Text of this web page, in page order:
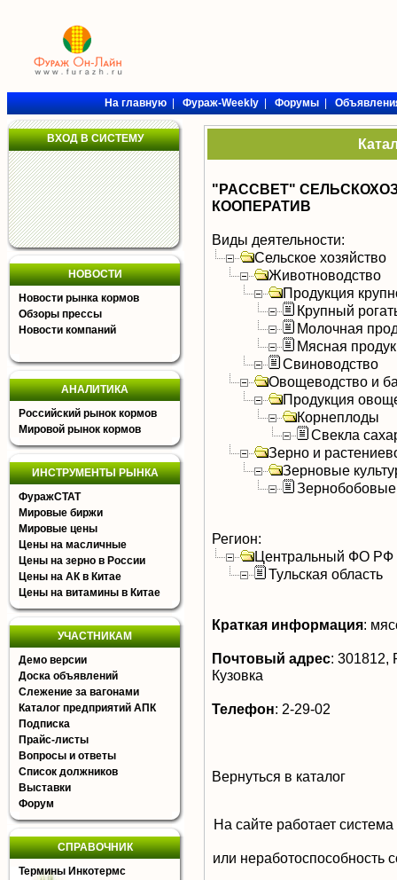
На главную|Фураж-Weekly|Форумы|
ВХОД В СИСТЕМУ
НОВОСТИ
Новости рынка кормов
Обзоры прессы
Новости компаний
АНАЛИТИКА
Российский рынок кормов
Мировой рынок кормов
ИНСТРУМЕНТЫ РЫНКА
ФуражСТАТ
Мировые биржи
Мировые цены
Цены на масличные
Цены на зерно в России
Цены на АК в Китае
Цены на витамины в Китае
УЧАСТНИКАМ
Демо версии
Доска объявлений
Слежение за вагонами
Каталог предприятий АПК
Подписка
Прайс-листы
Вопросы и ответы
Список должников
Выставки
Форум
СПРАВОЧНИК
Термины Инкотермс
"РАССВЕТ"
КООПЕРАТИВ
Виды деятельности:
Сельское хозяйство
Животноводство
Продукция
Крупный
Молочная
Мясная
Свиноводство
Овощеводство и
Продукция
Корнеплоды
Свекла
Зерно и
Зерновые
Зернобобовые
Регион:
Центральный ФО РФ
Тульская область
Краткая информация:
Почтовый адрес: 301812,
Кузовка
Телефон: 2-29-02
Вернуться в каталог
На сайте работает
или неработоспособность